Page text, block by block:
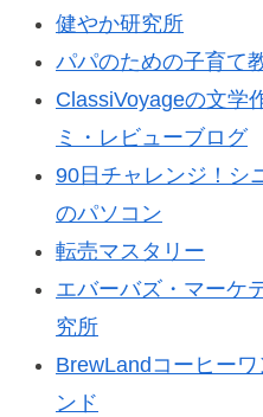
健やか研究所
パパのための子育て
ClassiVoyageの文学
ミ・レビューブログ
90日チャレンジ！シ
のパソコン
転売マスタリー
エバーバズ・マーケ
究所
BrewLandコーヒーワ
ンド